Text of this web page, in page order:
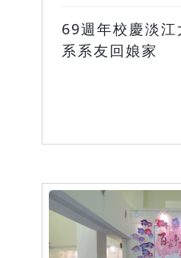
69週年校慶淡
系系友回娘家